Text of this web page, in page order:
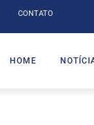
CONTATO
HOME